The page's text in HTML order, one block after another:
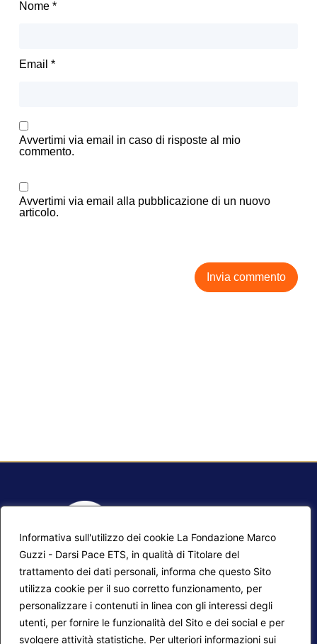
Informativa sull'utilizzo dei cookie La Fondazione Marco
Guzzi - Darsi Pace ETS, in qualità di Titolare del
trattamento dei dati personali, informa che questo Sito
utilizza cookie per il suo corretto funzionamento, per
personalizzare i contenuti in linea con gli interessi degli
utenti, per fornire le funzionalità del Sito e dei social e per
svolgere attività statistiche. Per ulteriori informazioni sui
Nome *
Email *
Avvertimi via email in caso di risposte al mio
commento.
Avvertimi via email alla pubblicazione di un nuovo
articolo.
Mappa del sito
Contatti
Calendario corsi